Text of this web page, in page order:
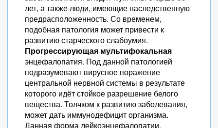
лет, а также люди, имеющие наследственную
предрасположенность. Со временем,
подобная патология может привести к
развитию старческого слабоумия.
Прогрессирующая мультифокальная
энцефалопатия. Под данной патологией
подразумевают вирусное поражение
центральной нервной системы в результате
которого идёт стойкое разрешение белого
вещества. Толчком к развитию заболевания,
может дать иммунодефицит организма.
Данная форма лейкоэнцефалопатии,